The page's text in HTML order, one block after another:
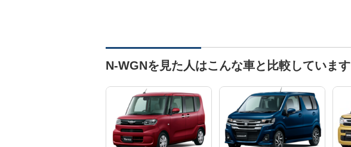
N-WGNを見た人はこんな車と比較しています